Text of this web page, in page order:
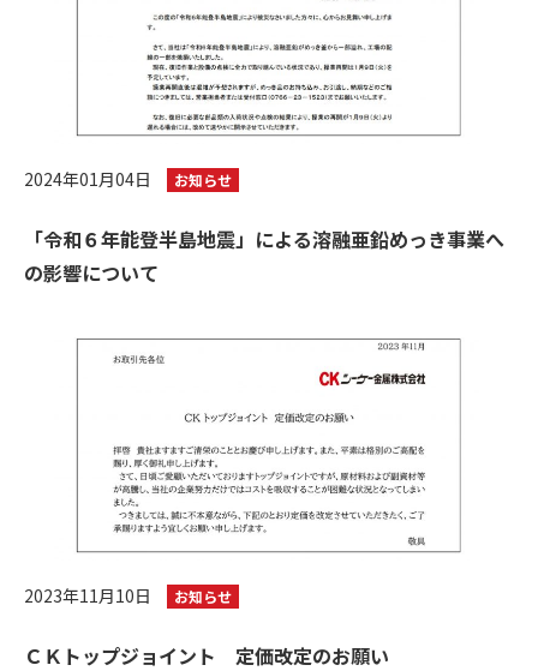
2024年01月04日 お知らせ
「令和６年能登半島地震」による溶融亜鉛めっき事業へ
の影響について
2023年11月10日 お知らせ
ＣＫトップジョイント 定価改定のお願い